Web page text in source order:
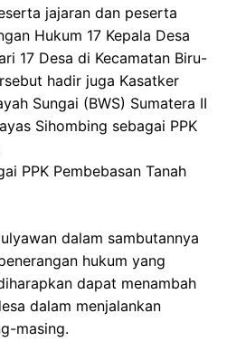
jajaran dan peserta
Hukum 17 Kepala Desa
17 Desa di Kecamatan Biru-
hadir juga Kasatker
Sungai (BWS) Sumatera II
Sihombing sebagai PPK
PPK Pembebasan Tanah
dalam sambutannya
hukum yang
dapat menambah
dalam menjalankan
masing.